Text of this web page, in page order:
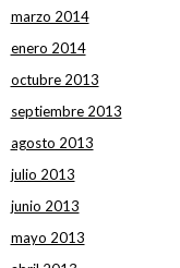
marzo 2014
enero 2014
octubre 2013
septiembre 2013
agosto 2013
julio 2013
junio 2013
mayo 2013